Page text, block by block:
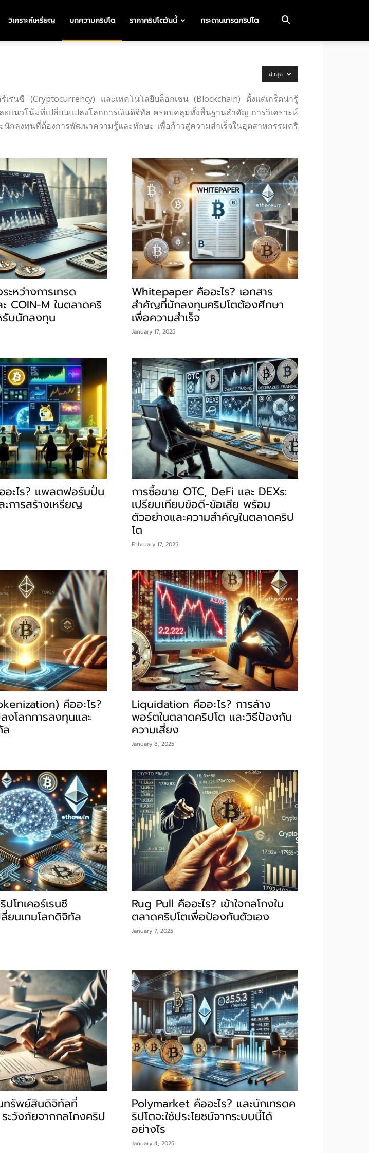
วิเคราะห์เหรียญ บทความคริปโต ราคาคริปโตวันนี้ กระดานเทรดคริปโต
รนซี (Cryptocurrency) และเทคโนโลยีบล็อกเชน (Blockchain) ตั้งแต่เกร็ดน่ารู้
แนวโน้มที่เปลี่ยนแปลงโลกการเงินดิจิทัล ครอบคลุมทั้งพื้นฐานสำคัญ การวิเคราะห์
กลงทุนที่ต้องการพัฒนาความรู้และทักษะ เพื่อก้าวสู่ความสำเร็จในอุตสาหกรรมคริ
ล่าสุด
ะหว่างการเทรด
COIN-M ในตลาดคริ
รับนักลงทุน
Whitepaper คืออะไร? เอกสาร
สำคัญที่นักลงทุนคริปโตต้องศึกษา
เพื่อความสำเร็จ
January 17, 2025
อะไร? แพลตฟอร์มปั่น
ะการสร้างเหรียญ
การซื้อขาย OTC, DeFi และ DEXs:
เปรียบเทียบข้อดี-ข้อเสีย พร้อม
ตัวอย่างและความสำคัญในตลาดคริป
โต
February 17, 2025
คืออะไร?
งโลกการลงทุนและ
ล
Liquidation คืออะไร? การล้าง
พอร์ตในตลาดคริปโต และวิธีป้องกัน
ความเสี่ยง
January 8, 2025
โทเคอร์เรนซี
ลี่ยนเกมโลกดิจิทัล
Rug Pull คืออะไร? เข้าใจกลโกงใน
ตลาดคริปโตเพื่อป้องกันตัวเอง
January 7, 2025
ทรัพย์สินดิจิทัลที่
วังภัยจากกลโกงคริป
Polymarket คืออะไร? และนักเทรดค
ริปโตจะใช้ประโยชน์จากระบบนี้ได้
อย่างไร
January 4, 2025